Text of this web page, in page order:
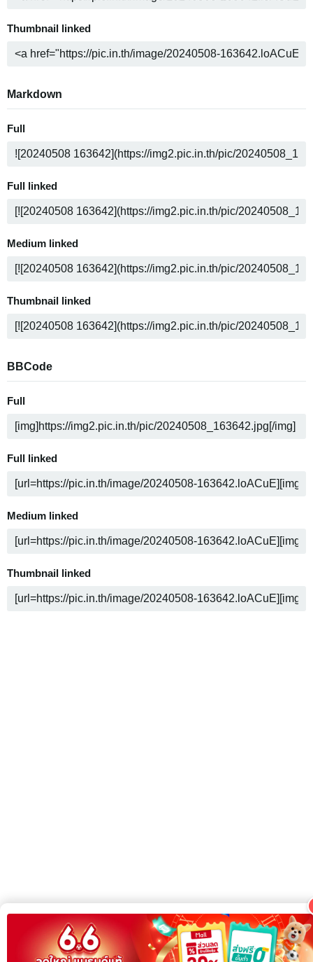
Thumbnail linked
Markdown
Full
Full linked
Medium linked
Thumbnail linked
BBCode
Full
Full linked
Medium linked
Thumbnail linked